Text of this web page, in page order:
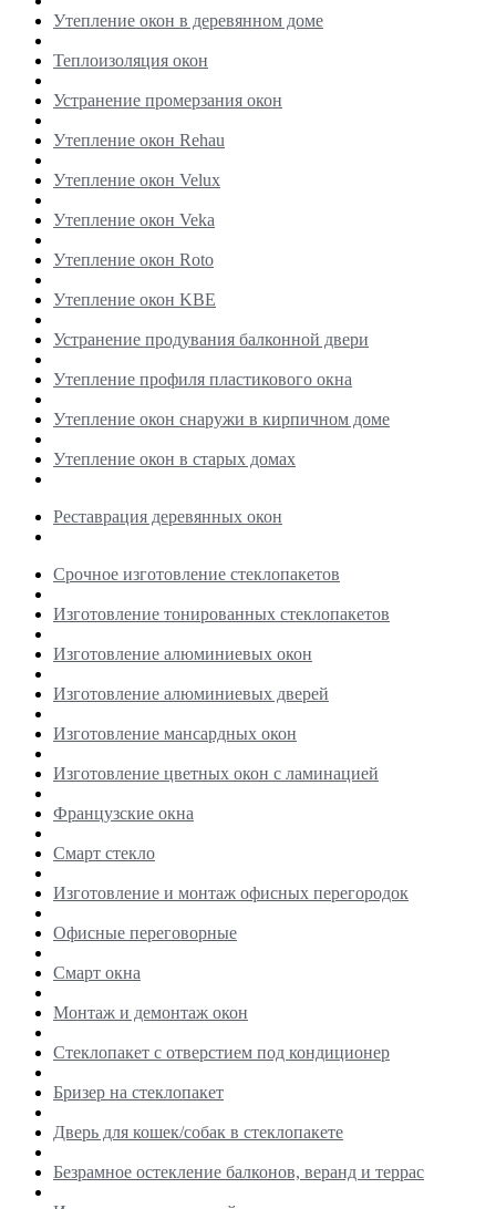
Утепление окон в деревянном доме
Теплоизоляция окон
Устранение промерзания окон
Утепление окон Rehau
Утепление окон Velux
Утепление окон Veka
Утепление окон Roto
Утепление окон KBE
Устранение продувания балконной двери
Утепление профиля пластикового окна
Утепление окон снаружи в кирпичном доме
Утепление окон в старых домах
Реставрация деревянных окон
Срочное изготовление стеклопакетов
Изготовление тонированных стеклопакетов
Изготовление алюминиевых окон
Изготовление алюминиевых дверей
Изготовление мансардных окон
Изготовление цветных окон с ламинацией
Французские окна
Смарт стекло
Изготовление и монтаж офисных перегородок
Офисные переговорные
Смарт окна
Монтаж и демонтаж окон
Стеклопакет с отверстием под кондиционер
Бризер на стеклопакет
Дверь для кошек/собак в стеклопакете
Безрамное остекление балконов, веранд и террас